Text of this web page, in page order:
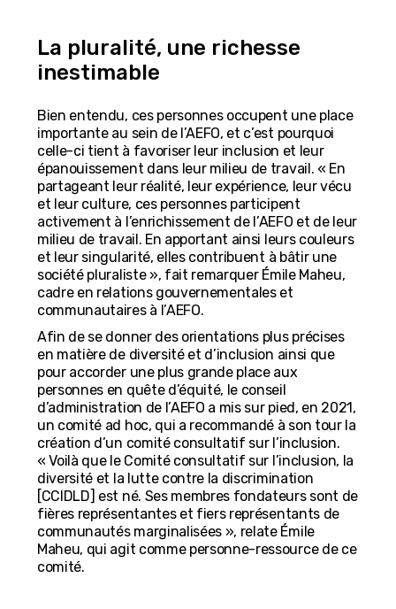
La pluralité, une richesse
inestimable
Bien entendu, ces personnes occupent une place
importante au sein de l’AEFO, et c’est pourquoi
celle-ci tient à favoriser leur inclusion et leur
épanouissement dans leur milieu de travail. « En
partageant leur réalité, leur expérience, leur vécu
et leur culture, ces personnes participent
activement à l’enrichissement de l’AEFO et de leur
milieu de travail. En apportant ainsi leurs couleurs
et leur singularité, elles contribuent à bâtir une
société pluraliste », fait remarquer Émile Maheu,
cadre en relations gouvernementales et
communautaires à l’AEFO.
Afin de se donner des orientations plus précises
en matière de diversité et d’inclusion ainsi que
pour accorder une plus grande place aux
personnes en quête d’équité, le conseil
d’administration de l’AEFO a mis sur pied, en 2021,
un comité ad hoc, qui a recommandé à son tour la
création d’un comité consultatif sur l’inclusion.
« Voilà que le Comité consultatif sur l’inclusion, la
diversité et la lutte contre la discrimination
[CCIDLD] est né. Ses membres fondateurs sont de
fières représentantes et fiers représentants de
communautés marginalisées », relate Émile
Maheu, qui agit comme personne-ressource de ce
comité.